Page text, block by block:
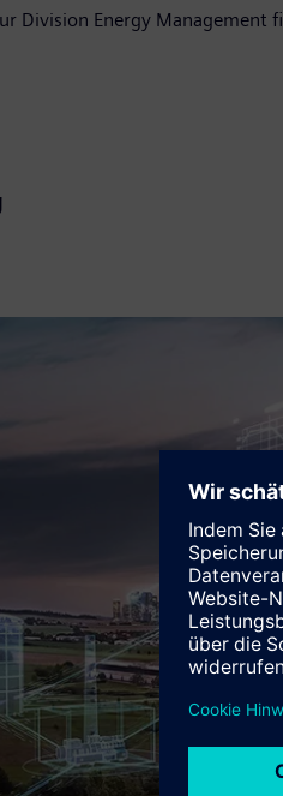
Division Energy Management